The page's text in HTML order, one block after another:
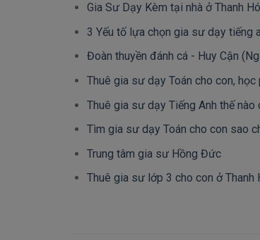
Gia Sư Dạy Kèm tại nhà ở Thanh
3 Yếu tố lựa chọn gia sư dạy tiếng
Đoàn thuyền đánh cá - Huy Cận
Thuê gia sư dạy Toán cho con, học
Thuê gia sư dạy Tiếng Anh thế nào
Tìm gia sư dạy Toán cho con sao
Trung tâm gia sư Hồng Đức
Thuê gia sư lớp 3 cho con ở Thanh